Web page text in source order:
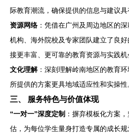
际教育潮流，确保提供的信息与建议具
资源网络 ：凭借在广州及周边地区的
机构、海外院校及专家团队建立了良
接更丰富、更可靠的教育资源与实践机
文化理解：深刻理解岭南地区的教育
所提供的方案更具地域适应性和实操性
三、 服务特色与价值体现
“一对一”深度定制 ：摒弃模板化方案
估，为每位学生量身打造专属的成长规